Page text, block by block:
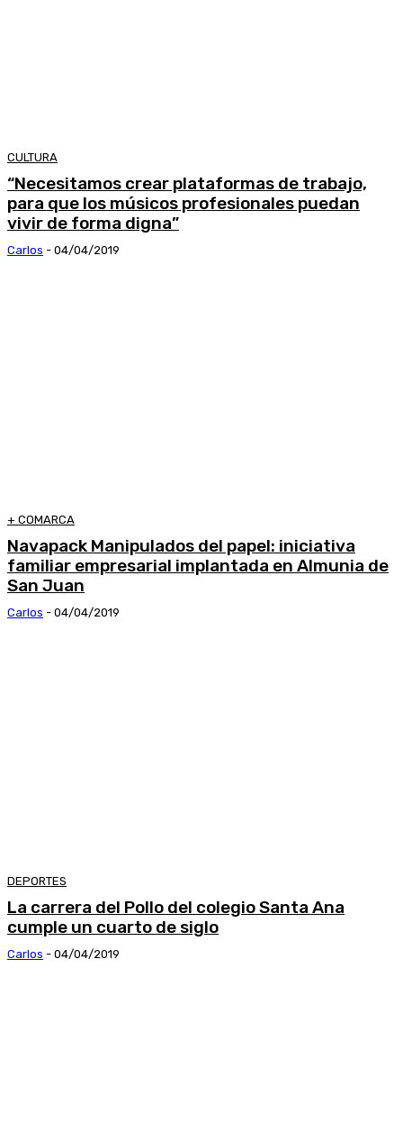
CULTURA
“Necesitamos crear plataformas de trabajo,
para que los músicos profesionales puedan
vivir de forma digna”
Carlos - 04/04/2019
+ COMARCA
Navapack Manipulados del papel: iniciativa
familiar empresarial implantada en Almunia de
San Juan
Carlos - 04/04/2019
DEPORTES
La carrera del Pollo del colegio Santa Ana
cumple un cuarto de siglo
Carlos - 04/04/2019